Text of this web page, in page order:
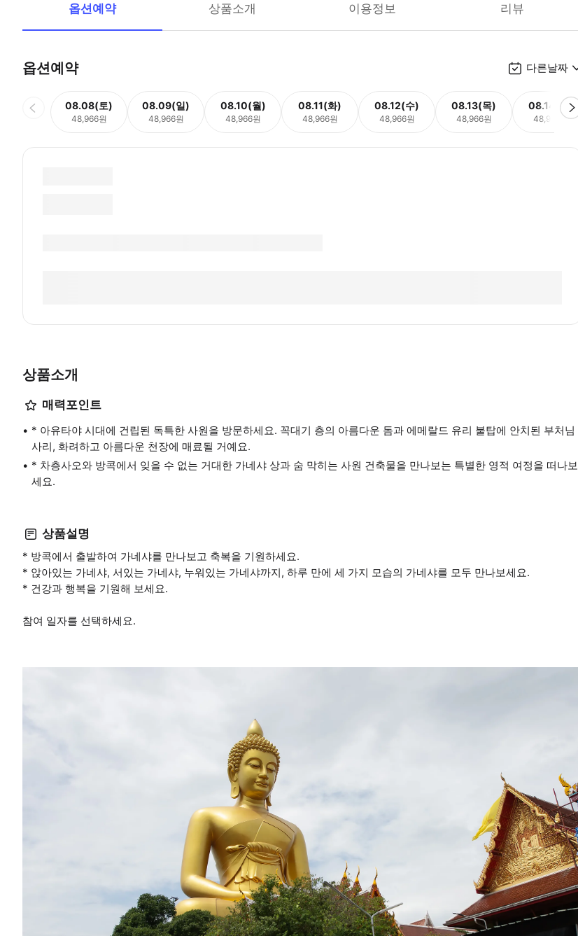
옵션예약 상품소개 이용정보 리뷰
옵션예약 다른날짜
08.08(토)
48,966원
08.09(일)
48,966원
08.10(월)
48,966원
08.11(화)
48,966원
08.12(수)
48,966원
08.13(목)
48,966원
08.14(금)
48,966원
상품소개
매력포인트
* 아유타야 시대에 건립된 독특한 사원을 방문하세요. 꼭대기 층의 아름다운 돔과 에메랄드 유리 불탑에 안치된 부처님
사리, 화려하고 아름다운 천장에 매료될 거예요.
* 차층사오와 방콕에서 잊을 수 없는 거대한 가네샤 상과 숨 막히는 사원 건축물을 만나보는 특별한 영적 여정을 떠나보
세요.
상품설명
* 방콕에서 출발하여 가네샤를 만나보고 축복을 기원하세요.
* 앉아있는 가네샤, 서있는 가네샤, 누워있는 가네샤까지, 하루 만에 세 가지 모습의 가네샤를 모두 만나보세요.
* 건강과 행복을 기원해 보세요.
참여 일자를 선택하세요.